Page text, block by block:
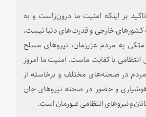
بر اینکه امنیت ما درون‌زاست و به
خارجی و قدرت‌های دنیا نیست،
متکی به مردم عزیزمان، نیروهای مسلح
انتظامی با کفایت ماست. امنیت ما امروز
در صحنه‌های مختلف و برخاسته از
هوشیاری و حضور در صحنه نیروهای جان
و نیروهای انتظامی غیورمان است.